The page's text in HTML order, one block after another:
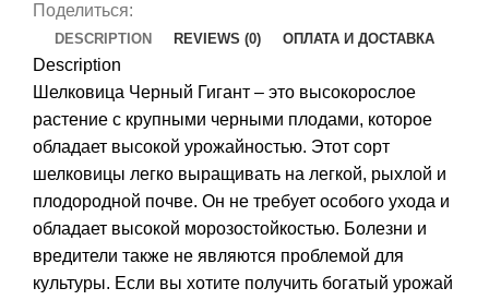
Поделиться:
DESCRIPTION REVIEWS (0) ОПЛАТА И ДОСТАВКА
Description
Шелковица Черный Гигант – это высокорослое
растение с крупными черными плодами, которое
обладает высокой урожайностью. Этот сорт
шелковицы легко выращивать на легкой, рыхлой и
плодородной почве. Он не требует особого ухода и
обладает высокой морозостойкостью. Болезни и
вредители также не являются проблемой для
культуры. Если вы хотите получить богатый урожай